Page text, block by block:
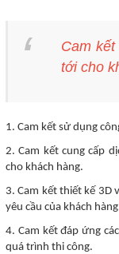
Cam
tới cho
1. Cam kết sử dụng
2. Cam kết cung cấp
cho khách hàng.
3. Cam kết thiết kế 3D
yêu cầu của khách
4. Cam kết đáp ứng
quá trình thi công.